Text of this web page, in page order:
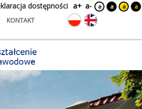
KONTAKT
dostępności a+ a- a a a a